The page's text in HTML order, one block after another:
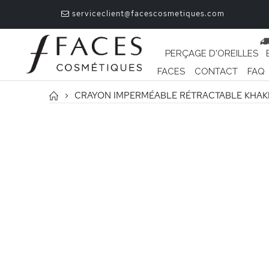
serviceclient@facescosmetiques.com
PERÇAGE D'OREILLES
FACES
CONTACT FAQ
CRAYON IMPERMÉABLE RÉTRACTABLE KHAKI